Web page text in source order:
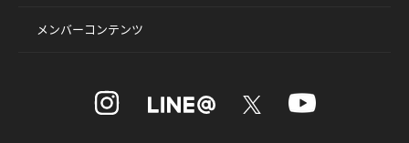
メンバーコンテンツ